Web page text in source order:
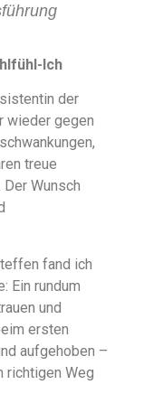
Ich
der
wieder gegen
treue
Wunsch
fand ich
Ein rundum
und
ersten
aufgehoben –
richtigen Weg